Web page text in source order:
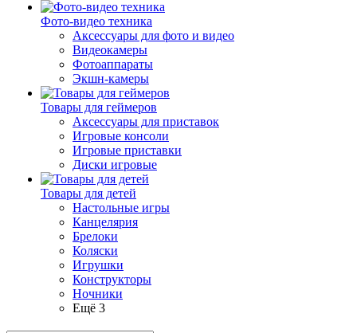
Фото-видео техника
Аксессуары для фото и видео
Видеокамеры
Фотоаппараты
Экшн-камеры
Товары для геймеров
Аксессуары для приставок
Игровые консоли
Игровые приставки
Диски игровые
Товары для детей
Настольные игры
Канцелярия
Брелоки
Коляски
Игрушки
Конструкторы
Ночники
Ещё 3